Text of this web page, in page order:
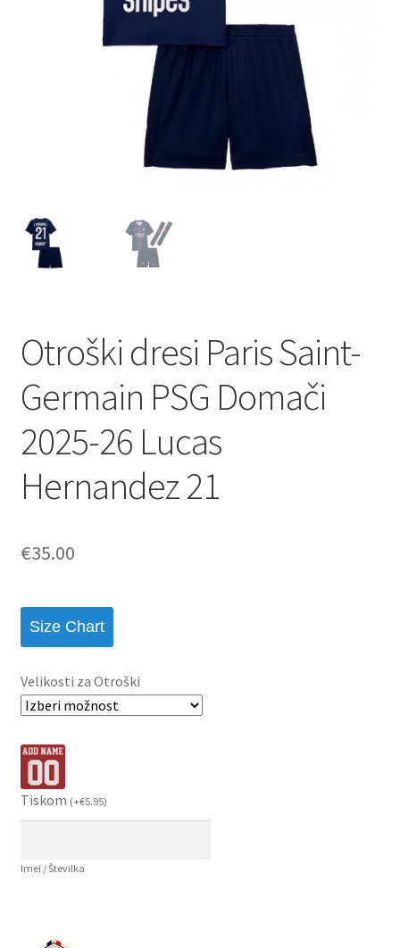
Otroški dresi Paris Saint-
Germain PSG Domači
2025-26 Lucas
Hernandez 21
€35.00
Size Chart
Velikosti za Otroški
Tiskom (+€5.95)
Imei / Številka